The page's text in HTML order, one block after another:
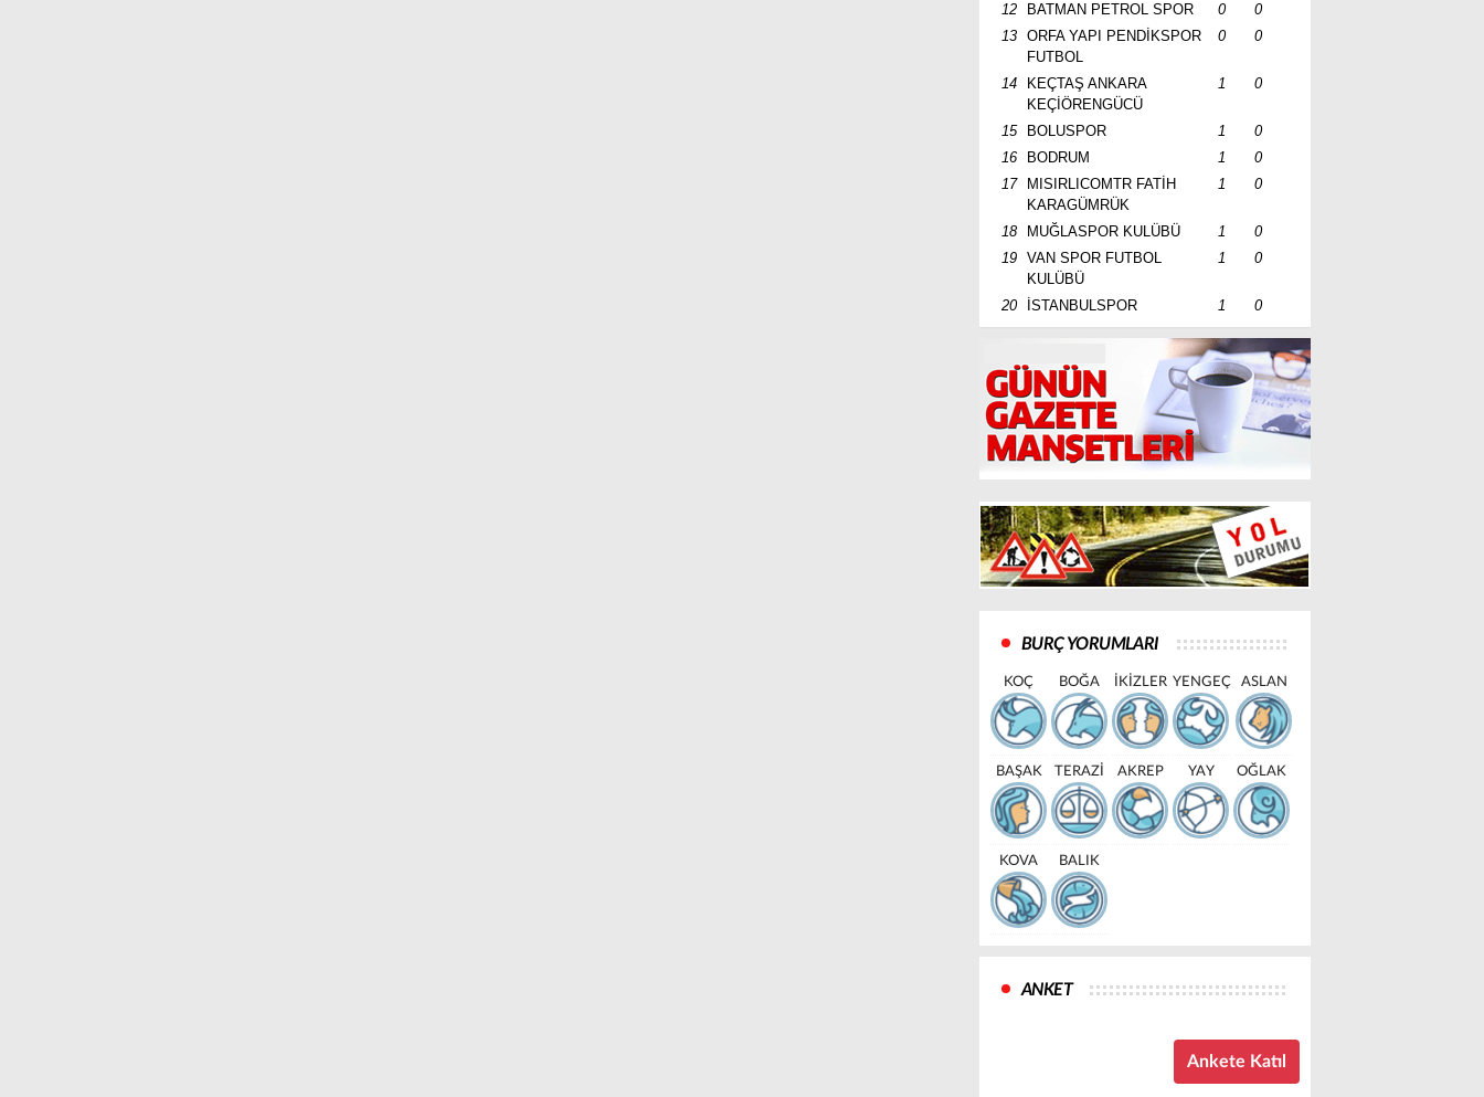
12 BATMAN PETROL SPOR 0
0
13
ORFA YAPI PENDİKSPOR
FUTBOL
0 0
14
KEÇTAŞ ANKARA
KEÇİÖRENGÜCÜ
1 0
15 BOLUSPOR 1
0
16
BODRUM 1
0
17
MISIRLICOMTR FATİH
KARAGÜMRÜK
1 0
18 MUĞLASPOR KULÜBÜ 1
0
19
VAN SPOR FUTBOL
KULÜBÜ
1 0
20 İSTANBULSPOR 1 0
BURÇ YORUMLARI
KOÇ BOĞA İKİZLER YENGEÇ ASLAN
BAŞAK TERAZİ AKREP YAY OĞLAK
KOVA BALIK
ANKET